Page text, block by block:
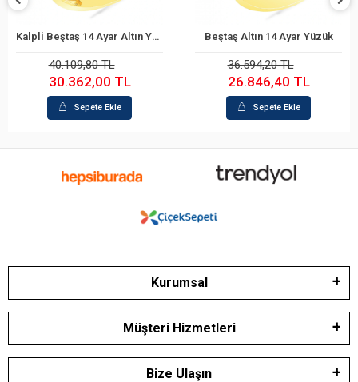
Sepete Ekle
Beştaş Altın 14 Ayar Yüzük
36.594,20 TL
26.846,40 TL
Sepete Ekle
Sepete Ekle
31.800,20 TL
24.529,30 TL
Sepete Ekle
Kurumsal
Müşteri Hizmetleri
Bize Ulaşın